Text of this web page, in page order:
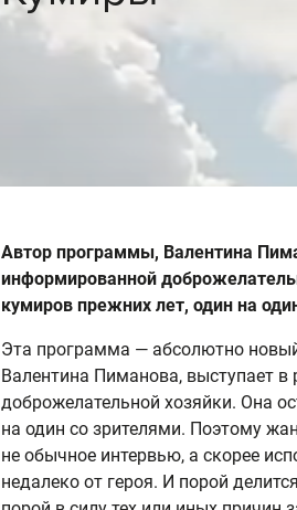
Автор программы, Валентина
информированной
кумиров прежних лет, один на
Эта программа — абсолютно
Валентина Пиманова, выступает
доброжелательной хозяйки. Она
на один со зрителями. Поэтому
не обычное интервью, а скорее
недалеко от героя. И порой